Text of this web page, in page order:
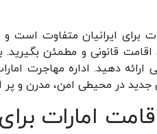
برای ایرانیان متفاوت
قانونی و مطمئن
دهید. اداره مهاجرت
جدید در محیطی امن، مدرن و
امارات برای